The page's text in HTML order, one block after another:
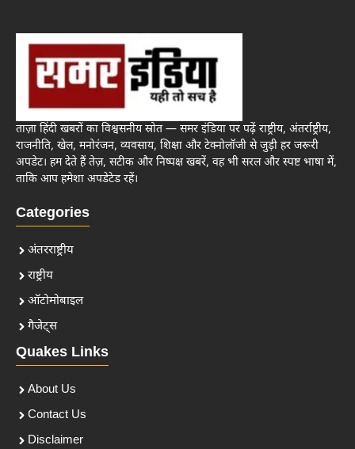
ताज़ा हिंदी खबरों का विश्वसनीय स्रोत — समर इंडिया पर पढ़ें राष्ट्रीय, अंतर्राष्ट्रीय,
राजनीति, खेल, मनोरंजन, व्यवसाय, शिक्षा और टेक्नोलॉजी से जुड़ी हर जरूरी
अपडेट। हम देते हैं तेज़, सटीक और निष्पक्ष खबरें, वह भी सरल और स्पष्ट भाषा में,
ताकि आप हमेशा अपडेटेड रहें।
Categories
अंतरराष्ट्रीय
राष्ट्रीय
ऑटोमोबाइल
गैजेट्स
Quakes Links
About Us
Contact Us
Disclaimer